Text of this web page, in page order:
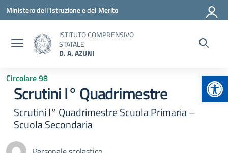
Vai ai contenuti
Vai al menu di navigazione
Vai al footer
Ministero dell'Istruzione e del Merito
ISTITUTO COMPRENSIVO
STATALE
D. A. AZUNI
Circolare 98
Scrutini I° Quadrimestre
Scrutini I° Quadrimestre Scuola Primaria –
Scuola Secondaria